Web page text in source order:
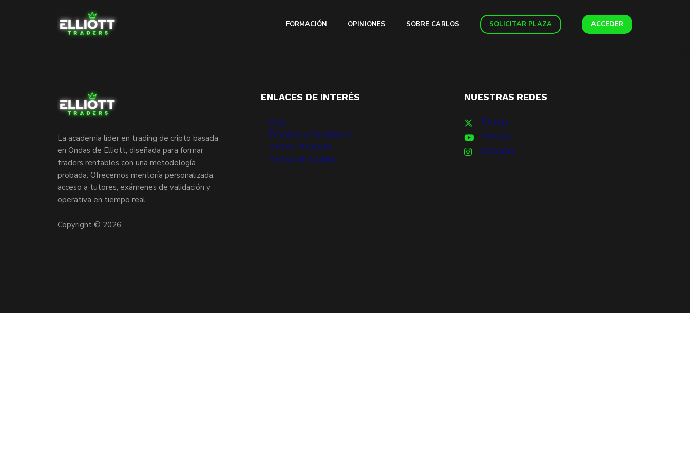
FORMACIÓN OPINIONES SOBRE CARLOS SOLICITAR PLAZA ACCEDER
La academia líder en trading de cripto basada
en Ondas de Elliott, diseñada para formar
traders rentables con una metodología
probada. Ofrecemos mentoría personalizada,
acceso a tutores, exámenes de validación y
operativa en tiempo real.
Copyright © 2026
ENLACES DE INTERÉS
Inicio
Términos y Condiciones
Política Privacidad
Política de Cookies
NUESTRAS REDES
Twitter
Youtube
Instagram